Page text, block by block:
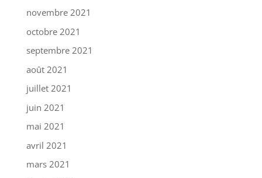
novembre 2021
octobre 2021
septembre 2021
août 2021
juillet 2021
juin 2021
mai 2021
avril 2021
mars 2021